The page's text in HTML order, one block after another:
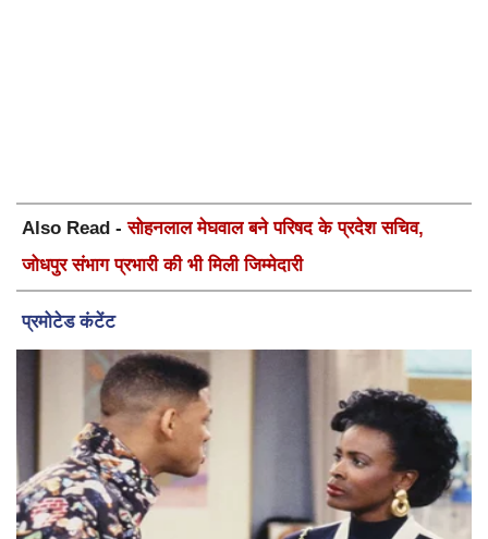
Also Read -सोहनलाल मेघवाल बने परिषद के प्रदेश सचिव,
जोधपुर संभाग प्रभारी की भी मिली जिम्मेदारी